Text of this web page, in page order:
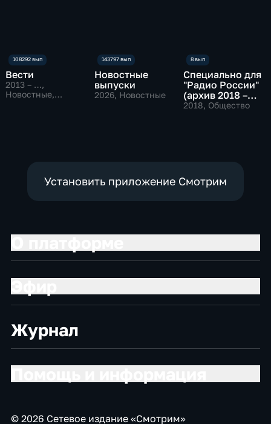
Вести
2013 – …,
Новостные,
Новостные
выпуски
2026, Новостные
Специально для
"Радио России"
(архив 2018 –
2019)
2018, Общество
Установить приложение Смотрим
Журнал
© 2026 Сетевое издание «Смотрим»